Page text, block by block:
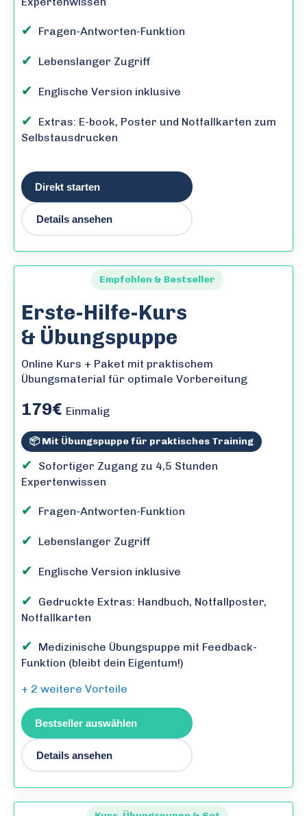
✔ Fragen-Antworten-Funktion
✔ Lebenslanger Zugriff
✔ Englische Version inklusive
✔ Extras: E-book, Poster und Notfallkarten zum
Selbstausdrucken
Direkt starten
Details ansehen
Empfohlen & Bestseller
Erste-Hilfe-Kurs
& Übungspuppe
Online Kurs + Paket mit praktischem
Übungsmaterial für optimale Vorbereitung
179€ Einmalig
📦 Mit Übungspuppe für praktisches Training
✔ Sofortiger Zugang zu 4,5 Stunden
Expertenwissen
✔ Fragen-Antworten-Funktion
✔ Lebenslanger Zugriff
✔ Englische Version inklusive
✔ Gedruckte Extras: Handbuch, Notfallposter,
Notfallkarten
✔ Medizinische Übungspuppe mit Feedback-
Funktion (bleibt dein Eigentum!)
+ 2 weitere Vorteile
Bestseller auswählen
Details ansehen